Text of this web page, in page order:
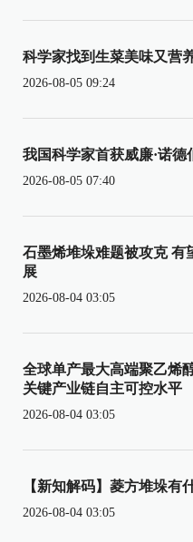
科学家找到生菜美味又营
2026-08-05 09:24
我国科学家首获威廉·诺德
2026-08-05 07:40
石墨烯堆垛难题被攻克 有
展
2026-08-04 03:05
全球单产最大高端聚乙烯
关键产业链自主可控水平
2026-08-04 03:05
【新知解码】菱方堆垛有
2026-08-04 03:05